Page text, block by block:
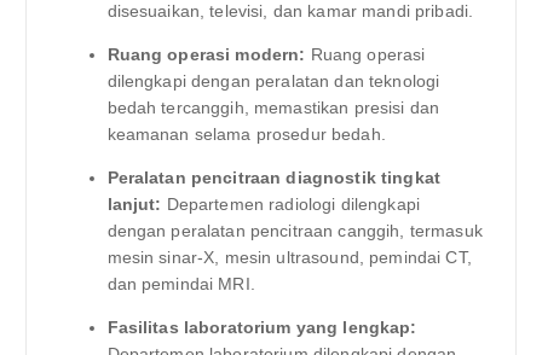
disesuaikan, televisi, dan kamar mandi pribadi.
Ruang operasi modern: Ruang operasi
dilengkapi dengan peralatan dan teknologi
bedah tercanggih, memastikan presisi dan
keamanan selama prosedur bedah.
Peralatan pencitraan diagnostik tingkat
lanjut: Departemen radiologi dilengkapi
dengan peralatan pencitraan canggih, termasuk
mesin sinar-X, mesin ultrasound, pemindai CT,
dan pemindai MRI.
Fasilitas laboratorium yang lengkap: